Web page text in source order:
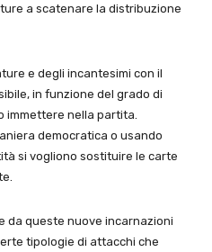
a scatenare la distribuzione
e degli incantesimi con il
in funzione del grado di
immettere nella partita.
democratica o usando
si vogliono sostituire le carte
da queste nuove incarnazioni
tipologie di attacchi che